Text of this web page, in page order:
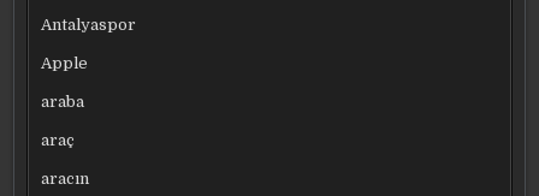
Antalyaspor
Apple
araba
araç
aracın